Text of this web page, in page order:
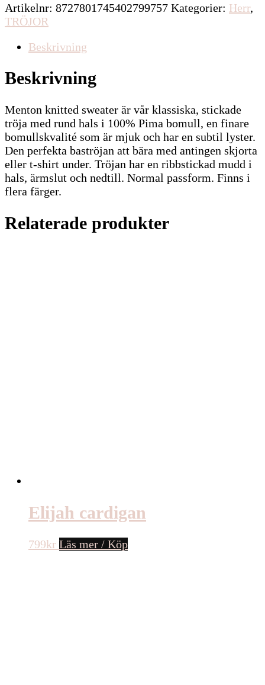
Artikelnr: 8727801745402799757 Kategorier: Herr,
TRÖJOR
Beskrivning
Beskrivning
Menton knitted sweater är vår klassiska, stickade
tröja med rund hals i 100% Pima bomull, en finare
bomullskvalité som är mjuk och har en subtil lyster.
Den perfekta baströjan att bära med antingen skjorta
eller t-shirt under. Tröjan har en ribbstickad mudd i
hals, ärmslut och nedtill. Normal passform. Finns i
flera färger.
Relaterade produkter
Elijah cardigan
799kr Läs mer / Köp